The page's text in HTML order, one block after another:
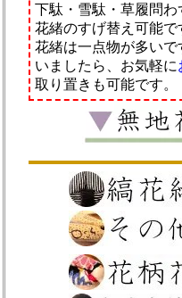
下駄・雪駄・草履問わ
花緒のすげ替え可能で
花緒は一点物が多い
いましたら、お気軽に
取り置きも可能です。